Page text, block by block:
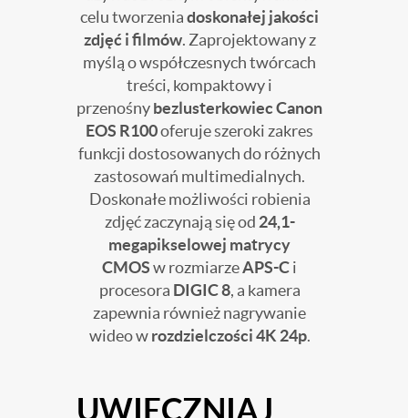
celu tworzeniadoskonałej jakości
zdjęć i filmów. Zaprojektowany z
myślą o współczesnych twórcach
treści, kompaktowy i
przenośnybezlusterkowiec Canon
EOS R100oferuje szeroki zakres
funkcji dostosowanych do różnych
zastosowań multimedialnych.
Doskonałe możliwości robienia
zdjęć zaczynają się od 24,1-
megapikselowej matrycy
CMOSw rozmiarzeAPS-Ci
procesora DIGIC 8, a kamera
zapewnia również nagrywanie
wideo wrozdzielczości 4K 24p.
UWIECZNIAJ